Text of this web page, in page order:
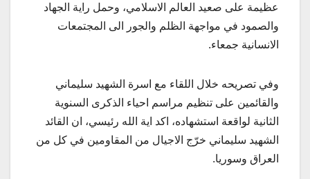
عظيمة على صعيد العالم الاسلامي، وحمل راية الجهاد
والصمود في مواجهة الظلم والجور الى المجتمعات
الانسانية جمعاء.
وفي تصريحه خلال اللقاء مع اسرة الشهيد سليماني
والقائمين على تنظيم مراسم احياء الذكرى السنوية
الثانية لواقعة استشهاده، اكد اية الله رئيسي، ان القائد
الشهيد سليماني خرّج الاجيال من المقاومين في كل من
العراق وسوريا.